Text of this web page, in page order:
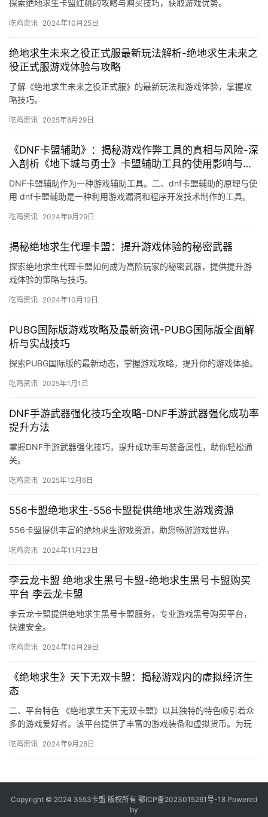
探索绝地求生卡盟红桃的攻略与购买技巧，获取游戏优势。
吃鸡资讯 2024年10月25日
绝地求生未来之役正式服最新玩法解析-绝地求生未来之
役正式服游戏体验与攻略
了解《绝地求生未来之役正式服》的最新玩法和游戏体验，掌握攻
略技巧。
吃鸡资讯 2025年8月29日
《DNF卡盟辅助》：揭秘游戏作弊工具的真相与风险-深
入剖析《地下城与勇士》卡盟辅助工具的使用影响与防
范措施
DNF卡盟辅助作为一种游戏辅助工具。二、dnf卡盟辅助的原理与使
用 dnf卡盟辅助是一种利用游戏漏洞和程序开发技术制作的工具。
吃鸡资讯 2024年9月29日
揭秘绝地求生代理卡盟：提升游戏体验的秘密武器
探索绝地求生代理卡盟如何成为高阶玩家的秘密武器，提供提升游
戏体验的策略与技巧。
吃鸡资讯 2024年10月12日
PUBG国际版游戏攻略及最新资讯-PUBG国际版全面解
析与实战技巧
探索PUBG国际版的最新动态，掌握游戏攻略，提升你的游戏体验。
吃鸡资讯 2025年1月1日
DNF手游武器强化技巧全攻略-DNF手游武器强化成功率
提升方法
掌握DNF手游武器强化技巧，提升成功率与装备属性，助你轻松通
关。
吃鸡资讯 2025年12月6日
556卡盟绝地求生-556卡盟提供绝地求生游戏资源
556卡盟提供丰富的绝地求生游戏资源，助您畅游游戏世界。
吃鸡资讯 2024年11月23日
李云龙卡盟 绝地求生黑号卡盟-绝地求生黑号卡盟购买
平台 李云龙卡盟
李云龙卡盟提供绝地求生黑号卡盟服务，专业游戏黑号购买平台，
快速安全。
吃鸡资讯 2024年10月29日
《绝地求生》天下无双卡盟：揭秘游戏内的虚拟经济生
态
二、平台特色 《绝地求生天下无双卡盟》以其独特的特色吸引着众
多的游戏爱好者。该平台提供了丰富的游戏装备和虚拟货币。为玩
吃鸡资讯 2024年9月28日
Copyright © 2024 3553卡盟 版权所有 鄂ICP备2023015261号-18 Powered
by